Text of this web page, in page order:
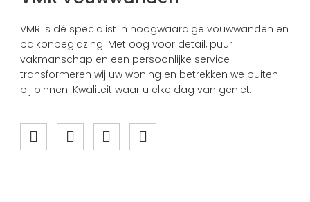
VMR is dé specialist in hoogwaardige vouwwanden en
balkonbeglazing. Met oog voor detail, puur
vakmanschap en een persoonlijke service
transformeren wij uw woning en betrekken we buiten
bij binnen. Kwaliteit waar u elke dag van geniet.